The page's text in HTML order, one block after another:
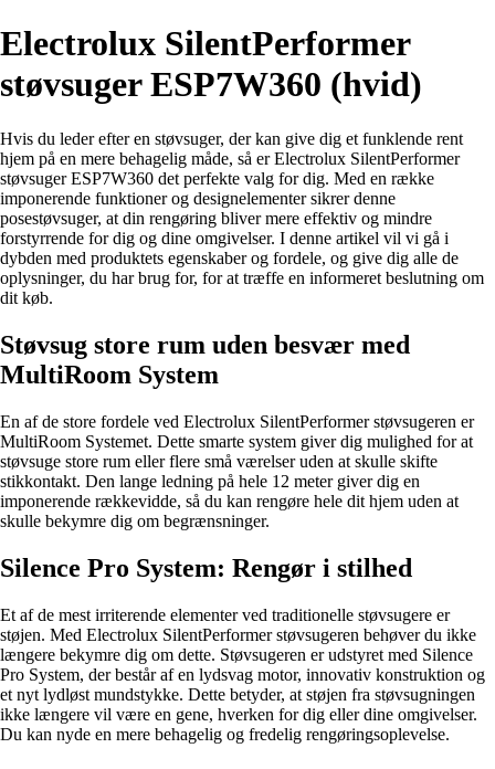
Electrolux SilentPerformer
støvsuger ESP7W360 (hvid)
Hvis du leder efter en støvsuger, der kan give dig et funklende rent
hjem på en mere behagelig måde, så er Electrolux SilentPerformer
støvsuger ESP7W360 det perfekte valg for dig. Med en række
imponerende funktioner og designelementer sikrer denne
posestøvsuger, at din rengøring bliver mere effektiv og mindre
forstyrrende for dig og dine omgivelser. I denne artikel vil vi gå i
dybden med produktets egenskaber og fordele, og give dig alle de
oplysninger, du har brug for, for at træffe en informeret beslutning om
dit køb.
Støvsug store rum uden besvær med
MultiRoom System
En af de store fordele ved Electrolux SilentPerformer støvsugeren er
MultiRoom Systemet. Dette smarte system giver dig mulighed for at
støvsuge store rum eller flere små værelser uden at skulle skifte
stikkontakt. Den lange ledning på hele 12 meter giver dig en
imponerende rækkevidde, så du kan rengøre hele dit hjem uden at
skulle bekymre dig om begrænsninger.
Silence Pro System: Rengør i stilhed
Et af de mest irriterende elementer ved traditionelle støvsugere er
støjen. Med Electrolux SilentPerformer støvsugeren behøver du ikke
længere bekymre dig om dette. Støvsugeren er udstyret med Silence
Pro System, der består af en lydsvag motor, innovativ konstruktion og
et nyt lydløst mundstykke. Dette betyder, at støjen fra støvsugningen
ikke længere vil være en gene, hverken for dig eller dine omgivelser.
Du kan nyde en mere behagelig og fredelig rengøringsoplevelse.